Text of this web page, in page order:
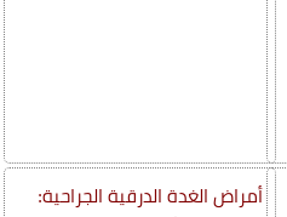
أمراض الغدة الدرقية الجراحية: